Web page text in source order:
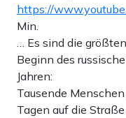
https://
Min.
… Es sind die
Beginn des
Jahren:
Tausende
Tagen auf die